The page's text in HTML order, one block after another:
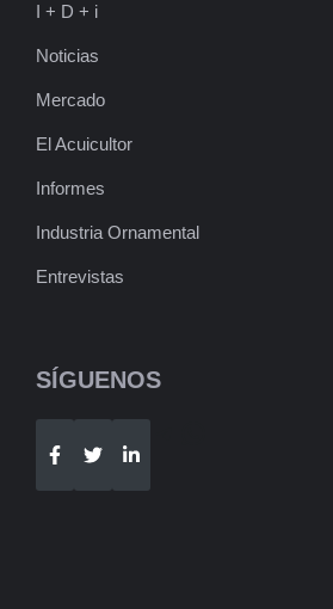
I + D + i
Noticias
Mercado
El Acuicultor
Informes
Industria Ornamental
Entrevistas
SÍGUENOS